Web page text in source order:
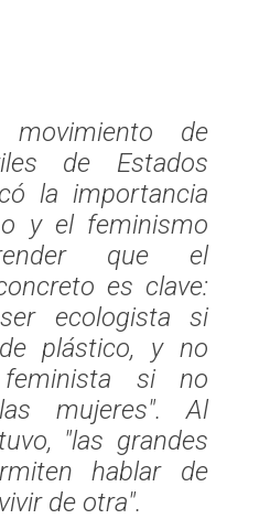
de
de Estados
la importancia
y el feminismo
que el
es clave:
ecologista si
plástico, y no
si no
mujeres". Al
"las grandes
hablar de
de otra".